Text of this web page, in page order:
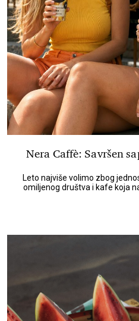
Nera Caffè: Savršen
Leto najviše volimo zbog
omiljenog društva i kafe koja